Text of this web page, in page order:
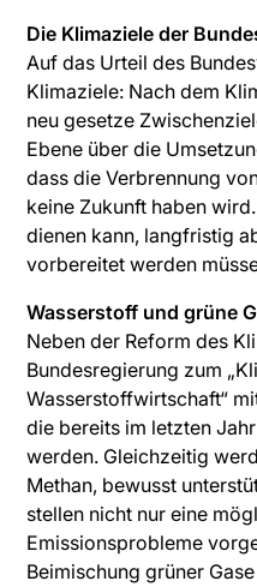
Die Klimaziele der
Auf das Urteil des
Klimaziele: Nach dem
neu gesetze
Ebene über die
dass die Verbrennung
keine Zukunft haben
dienen kann, langfristig
vorbereitet werden
Wasserstoff und grüne
Neben der Reform des
Bundesregierung zum
Wasserstoffwirtschaft“
die bereits im letzten
werden. Gleichzeitig
Methan, bewusst
stellen nicht nur eine
Emissionsprobleme
Beimischung grüner